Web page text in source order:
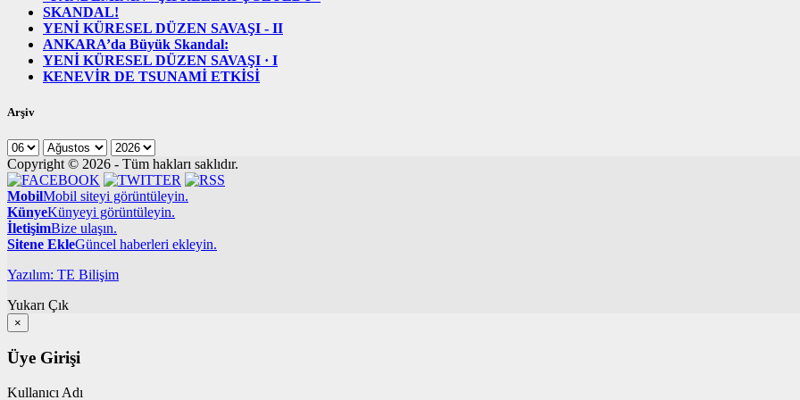
SKANDAL!
YENİ KÜRESEL DÜZEN SAVAŞI - II
ANKARA’da Büyük Skandal:
YENİ KÜRESEL DÜZEN SAVAŞI · I
KENEVİR DE TSUNAMİ ETKİSİ
Arşiv
Copyright © 2026 - Tüm hakları saklıdır.
MobilMobil siteyi görüntüleyin.
KünyeKünyeyi görüntüleyin.
İletişimBize ulaşın.
Sitene EkleGüncel haberleri ekleyin.
Yazılım: TE Bilişim
Yukarı Çık
×
Üye Girişi
Kullanıcı Adı